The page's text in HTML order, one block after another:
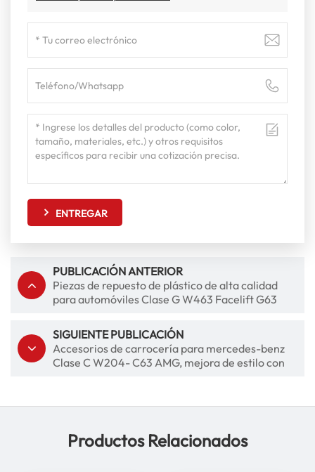
ENTREGAR
PUBLICACIÓN ANTERIOR
Piezas de repuesto de plástico de alta calidad
para automóviles Clase G W463 Facelift G63
SIGUIENTE PUBLICACIÓN
Accesorios de carrocería para mercedes-benz
Clase C W204- C63 AMG, mejora de estilo con
Productos Relacionados